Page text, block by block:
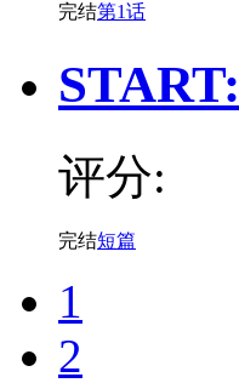
完结第1话
评分:
完结短篇
1
2